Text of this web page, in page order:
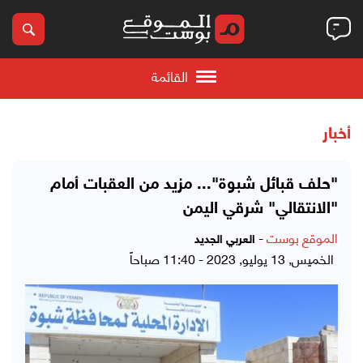
القائمة
أخبار
"حلف قبائل شبوة"... مزيد من العقبات أمام
"الانتقالي" شرقي اليمن
الموقع بوست- العربي الجديد
الخميس, 13 يوليو, 2023 - 11:40 صباحاً